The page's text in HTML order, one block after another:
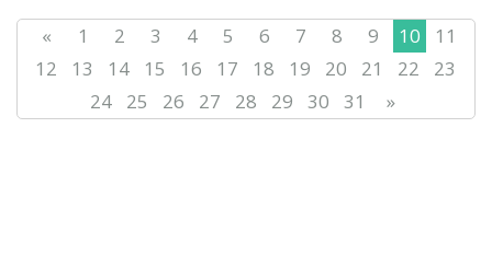
« 1 2 3 4 5 6 7 8 9 10
11
12
13 14 15 16 17 18 19 20 21 22
23
24
25 26 27 28 29 30 31 »